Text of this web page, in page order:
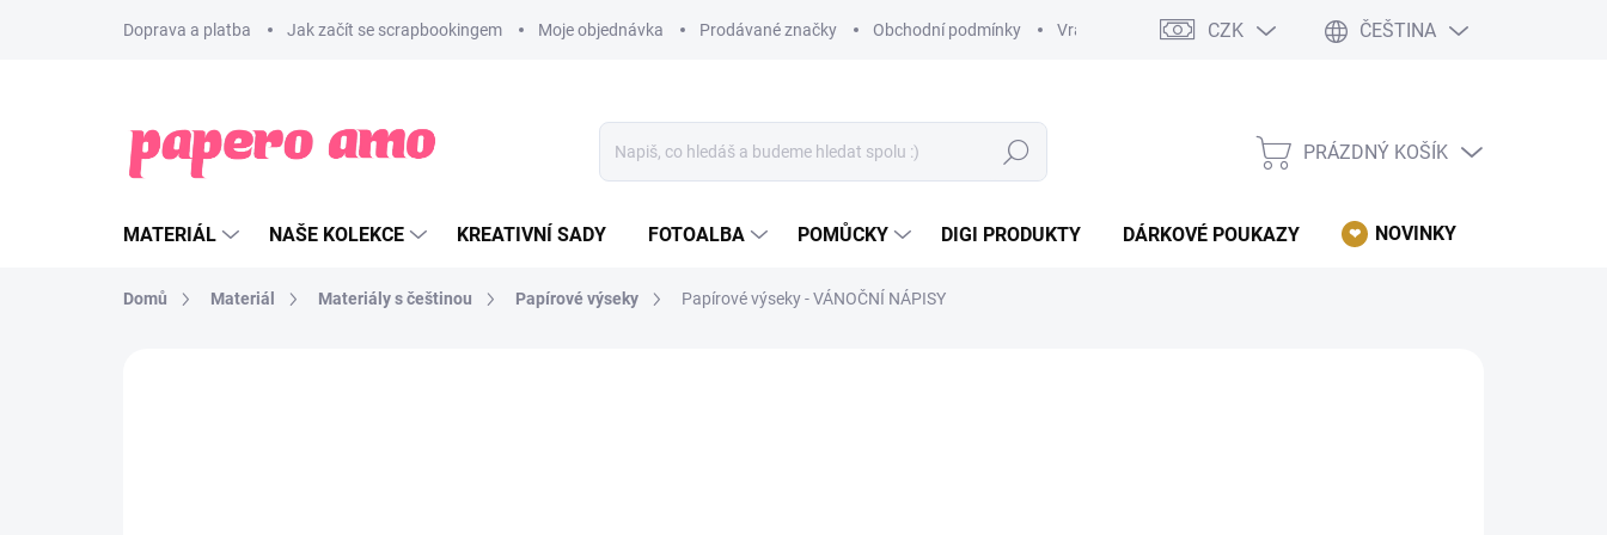
Doprava a platba Jak začít se scrapbookingem Moje objednávka Prodávané značky Obchodní podmínky Vrácení, reklamace, odstoupení od kupní smlouvy. Podmínky ochrany
CZK ČEŠTINA
Hledat
NÁKUPNÍ
PRÁZDNÝ KOŠÍK
MATERIÁL NAŠE KOLEKCE KREATIVNÍ SADY FOTOALBA POMŮCKY DIGI PRODUKTY DÁRKOVÉ POUKAZY NOVINKY
Domů Materiál Materiály s češtinou Papírové výseky Papírové výseky - VÁNOČNÍ NÁPISY